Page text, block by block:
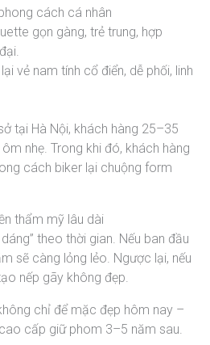
cách cá nhân
gọn gàng, trẻ trung, hợp
vẻ nam tính cổ điển, dễ phối, linh
tại Hà Nội, khách hàng 25–35
nhẹ. Trong khi đó, khách hàng
cách biker lại chuộng form
thẩm mỹ lâu dài
theo thời gian. Nếu ban đầu
sẽ càng lỏng lẻo. Ngược lại, nếu
nếp gãy không đẹp.
chỉ để mặc đẹp hôm nay –
cấp giữ phom 3–5 năm sau.